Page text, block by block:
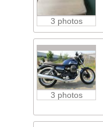
3 photos
3 photos